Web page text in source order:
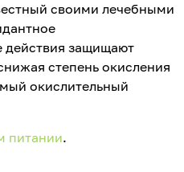
своими лечебными
действия защищают
степень окисления
окислительный
питании.